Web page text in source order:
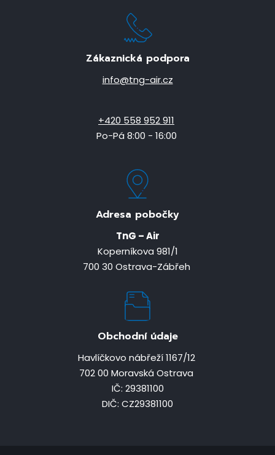
Zákaznická podpora
info@tng-air.cz
+420 558 952 911
Po-Pá 8:00 - 16:00
Adresa pobočky
TnG – Air
Koperníkova 981/1
700 30 Ostrava-Zábřeh
Obchodní údaje
Havlíčkovo nábřeží 1167/12
702 00 Moravská Ostrava
IČ: 29381100
DIČ: CZ29381100